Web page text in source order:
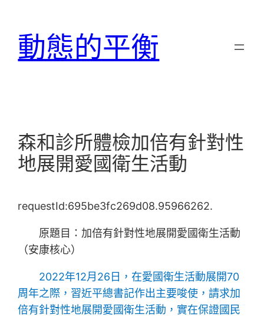
動態的平衡
森和診所體檢加倍有針對性
地展開愛國衛生活動
requestId:695be3fc269d08.95966262.
原題目：加倍有針對性地展開愛國衛生活動
（安康核心）
2022年12月26日，在愛國衛生活動展開70
周年之際，習近平總書記作出主要唆使，請求加
倍有針對性地展開愛國衛生活動，實在保證國民